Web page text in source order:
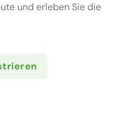
und erleben Sie die